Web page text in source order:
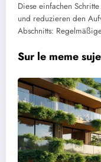
Diese einfachen
und reduzieren den
Abschnitts:
Sur le meme